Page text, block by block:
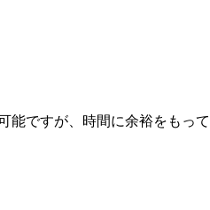
能ですが、時間に余裕をもって